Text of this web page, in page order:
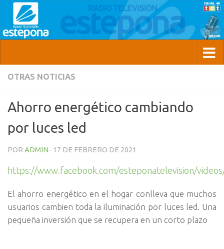
OTRAS NOTICIAS
Ahorro energético cambiando
por luces led
POR ADMIN · 17 DE FEBRERO DE 2021
https://www.facebook.com/esteponatelevision/
El ahorro energético en el hogar conlleva que muchos
usuarios cambien toda la iluminación por luces led. Una
pequeña inversión que se recupera en un corto plazo